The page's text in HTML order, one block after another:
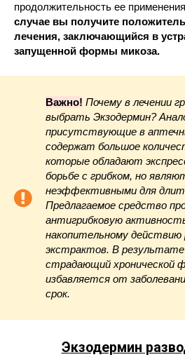
продолжительность ее
случае вы получите
лечения, заключающийся в
запущенной формы микоза.
Важно! Почему в лечении
выбрать Экзодермин?
присутствующие в
содержат большое
которые обладают
борьбе с грибком, но
неэффективными для
Предлагаемое средство
антигрибковую
накопительному
экстрактов. В результате
страдающий хронической
избавляется от
срок.
Экзодермин